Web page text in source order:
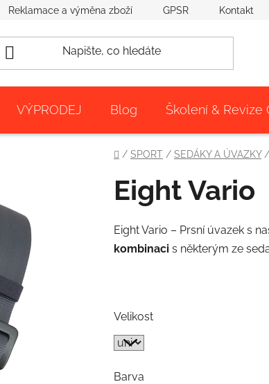
Reklamace a výměna zboží GPSR Kontakt
VÝPRODEJ Blog Školení & Revize
Domů
/ SPORT / SEDÁKY A ÚVAZKY /
Eight Vario
Eight Vario – Prsní úvazek s
kombinaci s některým ze
Velikost
Barva